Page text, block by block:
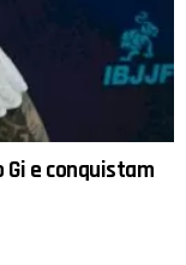
e conquistam